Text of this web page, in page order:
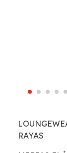
RAYAS